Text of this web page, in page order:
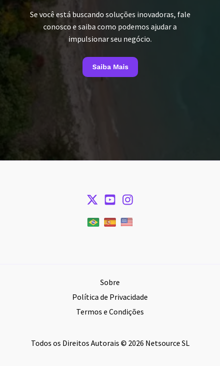
Se você está buscando soluções inovadoras, fale
conosco e saiba como podemos ajudar a
impulsionar seu negócio.
Saiba Mais
Sobre
Política de Privacidade
Termos e Condições
Todos os Direitos Autorais © 2026 Netsource SL